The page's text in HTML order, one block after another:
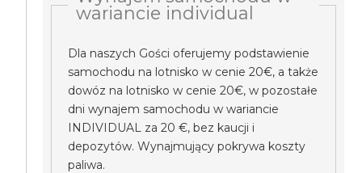
wariancie individual
Dla naszych Gości oferujemy podstawienie
samochodu na lotnisko w cenie 20€, a także
dowóz na lotnisko w cenie 20€, w pozostałe
dni wynajem samochodu w wariancie
INDIVIDUAL za 20 €, bez kaucji i
depozytów. Wynajmujący pokrywa koszty
paliwa.